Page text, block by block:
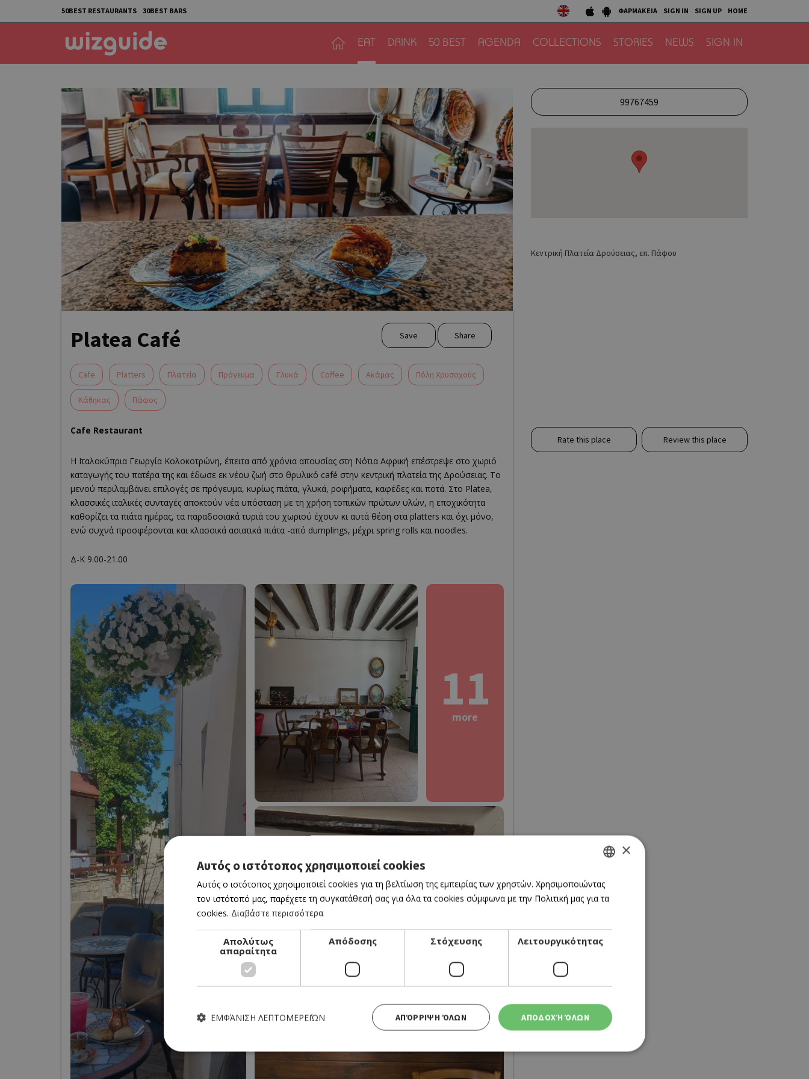
50BEST RESTAURANTS 30BEST BARS ΦΑΡΜΑΚΕΙΑ SIGN IN SIGN UP HOME
EAT DRINK 50 BEST AGENDA COLLECTIONS STORIES NEWS SIGN IN
Platea Café Save Share
Cafe Platters Πλατεία Πρόγευμα Γλυκά Coffee Ακάμας Πόλη Χρυσοχούς
Κάθηκας Πάφος
Cafe Restaurant
Η Ιταλοκύπρια Γεωργία Κολοκοτρώνη, έπειτα από χρόνια απουσίας στη Νότια Αφρική επέστρεψε στο χωριό
καταγωγής του πατέρα της και έδωσε εκ νέου ζωή στο θρυλικό café στην κεντρική πλατεία της Δρούσειας. Το
μενού περιλαμβάνει επιλογές σε πρόγευμα, κυρίως πιάτα, γλυκά, ροφήματα, καφέδες και ποτά. Στο Platea,
κλασσικές ιταλικές συνταγές αποκτούν νέα υπόσταση με τη χρήση τοπικών πρώτων υλών, η εποχικότητα
καθορίζει τα πιάτα ημέρας, τα παραδοσιακά τυριά του χωριού έχουν κι αυτά θέση στα platters και όχι μόνο,
ενώ συχνά προσφέρονται και κλασσικά ασιατικά πιάτα -από dumplings, μέχρι spring rolls και noodles.
Δ-Κ 9.00-21.00
11
more
99767459
Κεντρική Πλατεία Δρούσειας, επ. Πάφου
Rate this place Review this place
GREEK
ENGLISH
×
Αυτός ο ιστότοπος χρησιμοποιεί cookies
Αυτός ο ιστότοπος χρησιμοποιεί cookies για τη βελτίωση της εμπειρίας των χρηστών. Χρησιμοποιώντας
τον ιστότοπό μας, παρέχετε τη συγκατάθεσή σας για όλα τα cookies σύμφωνα με την Πολιτική μας για τα
cookies. Διαβάστε περισσότερα
Απολύτως
απαραίτητα
Απόδοσης Στόχευσης Λειτουργικότητας
ΑΠΟΔΟΧΉ ΌΛΩΝ
ΑΠΌΡΡΙΨΗ ΌΛΩΝ
ΕΜΦΆΝΙΣΗ ΛΕΠΤΟΜΕΡΕΙΏΝ
Απολύτως απαραίτητα Στόχευσης Λειτουργικότητας